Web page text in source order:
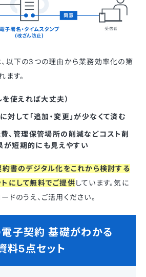
以下の3つの理由から業務効率化の第
ます。
使えれば大丈夫）
して「追加・変更」が少なくて済む
、管理保管場所の削減などコスト削
が短期的にも見えやすい
約書のデジタル化をこれから検討する
にして無料でご提供しています。気に
ドのうえ、ご活用ください。
子契約 基礎がわかる
料5点セット